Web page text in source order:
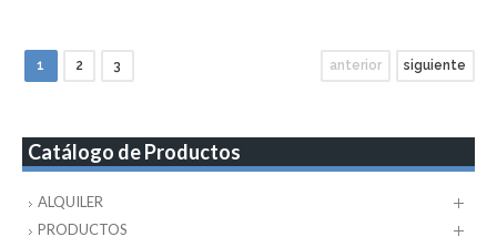
1 2 3 anterior siguiente
Catálogo de Productos
ALQUILER
PRODUCTOS